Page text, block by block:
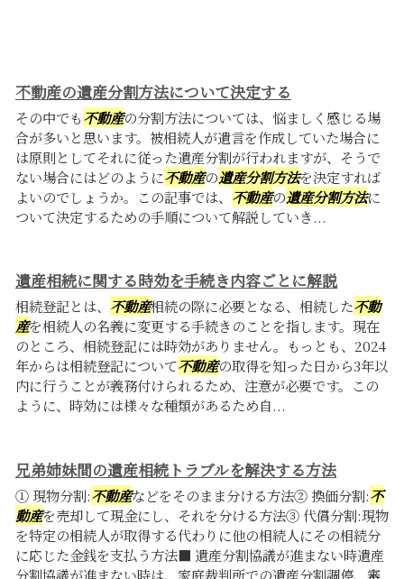
不動産の遺産分割方法について決定する
その中でも不動産の分割方法については、悩ましく感じる場
合が多いと思います。被相続人が遺言を作成していた場合に
は原則としてそれに従った遺産分割が行われますが、そうで
ない場合にはどのように不動産の遺産分割方法を決定すれば
よいのでしょうか。この記事では、 不動産の遺産分割方法に
ついて決定するための手順について解説していき...
遺産相続に関する時効を手続き内容ごとに解説
相続登記とは、 不動産相続の際に必要となる、相続した不動
産を相続人の名義に変更する手続きのことを指します。現在
のところ、相続登記には時効がありません。もっとも、2024
年からは相続登記について不動産の取得を知った日から3年以
内に行うことが義務付けられるため、注意が必要です。この
ように、時効には様々な種類があるため自...
兄弟姉妹間の遺産相続トラブルを解決する方法
① 現物分割:不動産などをそのまま分ける方法② 換価分割:不
動産を売却して現金にし、それを分ける方法③ 代償分割:現物
を特定の相続人が取得する代わりに他の相続人にその相続分
に応じた金銭を支払う方法■ 遺産分割協議が進まない時遺産
分割協議が進まない時は、家庭裁判所での遺産分割調停、審